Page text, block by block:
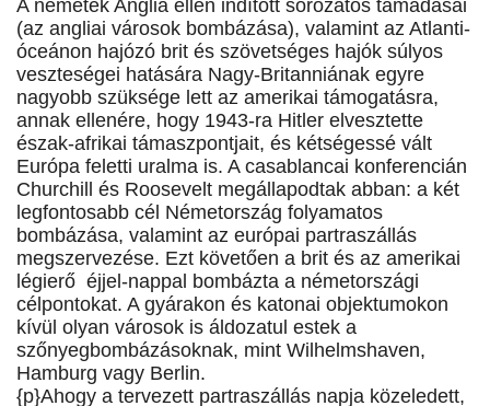
A németek Anglia ellen indított sorozatos támadásai
(az angliai városok bombázása), valamint az Atlanti-
óceánon hajózó brit és szövetséges hajók súlyos
veszteségei hatására Nagy-Britanniának egyre
nagyobb szüksége lett az amerikai támogatásra,
annak ellenére, hogy 1943-ra Hitler elvesztette
észak-afrikai támaszpontjait, és kétségessé vált
Európa feletti uralma is. A casablancai konferencián
Churchill és Roosevelt megállapodtak abban: a két
legfontosabb cél Németország folyamatos
bombázása, valamint az európai partraszállás
megszervezése. Ezt követően a brit és az amerikai
légierő éjjel-nappal bombázta a németországi
célpontokat. A gyárakon és katonai objektumokon
kívül olyan városok is áldozatul estek a
szőnyegbombázásoknak, mint Wilhelmshaven,
Hamburg vagy Berlin.
{p}Ahogy a tervezett partraszállás napja közeledett,